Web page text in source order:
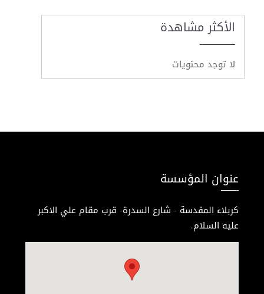
الأكثر مشاهدة
لا توجد محتويات
عنوان المؤسسة
كربلاء المقدسة - شارع السدرة- قرب مقام علي الاكبر
عليه السلام.